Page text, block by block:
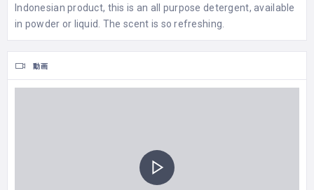
Indonesian product, this is an all purpose detergent, available
in powder or liquid. The scent is so refreshing.
動画